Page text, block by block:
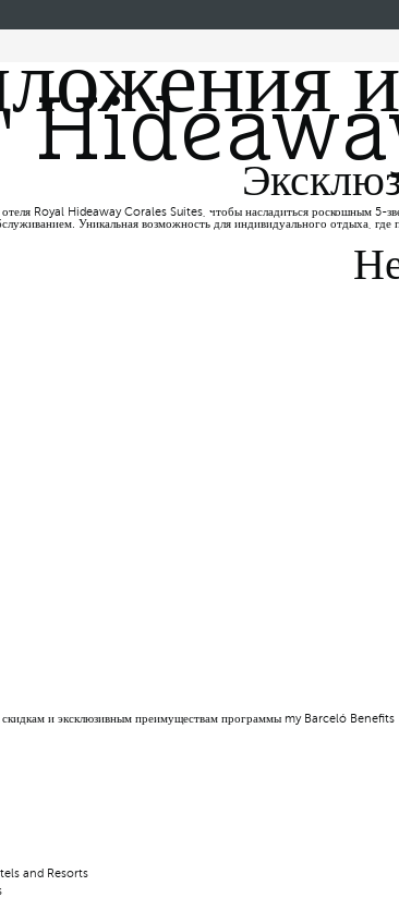
Royal Hideaway Corales Suites, чтобы насладиться роскошным 5-
Уникальная возможность для индивидуального отдыха,
скидкам и эксклюзивным преимуществам программы my Barceló Benefits